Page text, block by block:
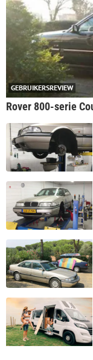
GEBRUIKERSREVIEW
Rover 800-serie